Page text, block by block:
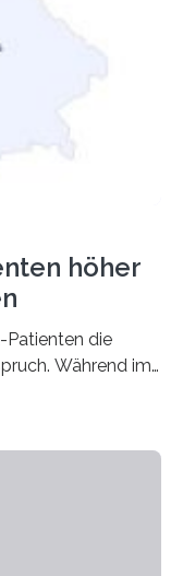
höher
Patienten die
Während im